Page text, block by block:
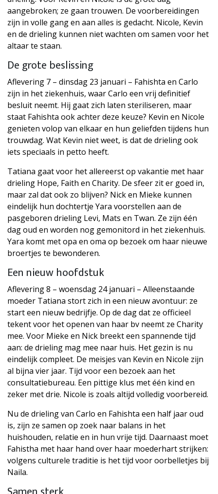
aangebroken; ze gaan trouwen. De voorbereidingen
zijn in volle gang en aan alles is gedacht. Nicole, Kevin
en de drieling kunnen niet wachten om samen voor het
altaar te staan.
De grote beslissing
Aflevering 7 – dinsdag 23 januari – Fahishta en Carlo
zijn in het ziekenhuis, waar Carlo een vrij definitief
besluit neemt. Hij gaat zich laten steriliseren, maar
staat Fahishta ook achter deze keuze? Kevin en Nicole
genieten volop van elkaar en hun geliefden tijdens hun
trouwdag. Wat Kevin niet weet, is dat de drieling ook
iets speciaals in petto heeft.
Tatiana gaat voor het allereerst op vakantie met haar
drieling Hope, Faith en Charity. De sfeer zit er goed in,
maar zal dat ook zo blijven? Nick en Mieke kunnen
eindelijk hun dochtertje Yara voorstellen aan de
pasgeboren drieling Levi, Mats en Twan. Ze zijn één
dag oud en worden nog gemonitord in het ziekenhuis.
Yara komt met opa en oma op bezoek om haar nieuwe
broertjes te bewonderen.
Een nieuw hoofdstuk
Aflevering 8 – woensdag 24 januari – Alleenstaande
moeder Tatiana stort zich in een nieuw avontuur: ze
start een nieuw bedrijfje. Op de dag dat ze officieel
tekent voor het openen van haar bv neemt ze Charity
mee. Voor Mieke en Nick breekt een spannende tijd
aan: de drieling mag mee naar huis. Het gezin is nu
eindelijk compleet. De meisjes van Kevin en Nicole zijn
al bijna vier jaar. Tijd voor een bezoek aan het
consultatiebureau. Een pittige klus met één kind en
zeker met drie. Nicole is zoals altijd volledig voorbereid.
Nu de drieling van Carlo en Fahishta een half jaar oud
is, zijn ze samen op zoek naar balans in het
huishouden, relatie en in hun vrije tijd. Daarnaast moet
Fahistha met haar hand over haar moederhart strijken:
volgens culturele traditie is het tijd voor oorbelletjes bij
Naila.